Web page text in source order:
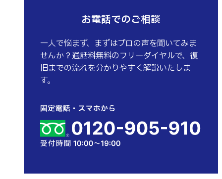
お電話でのご相談
一人で悩まず、まずはプロの声を聞いてみま
せんか？通話料無料のフリーダイヤルで、復
旧までの流れを分かりやすく解説いたしま
す。